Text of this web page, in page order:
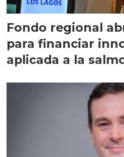
Fondo regional
para financiar
aplicada a la